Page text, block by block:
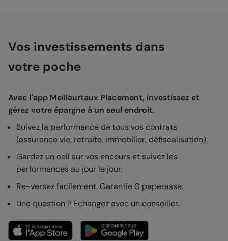
Vos investissements dans
votre poche
Avec l'app Meilleurtaux Placement, investissez et
gérez votre épargne à un seul endroit.
Suivez la performance de tous vos contrats
(assurance vie, retraite, immobilier, défiscalisation).
Gardez un oeil sur vos encours et suivez les
performances au jour le jour.
Re-versez facilement. Garantie 0 paperasse.
Une question ? Echangez avec un conseiller.